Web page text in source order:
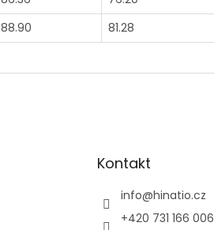
88.90 81.28
Kontakt
info@hinatio.cz
+420 731 166 006